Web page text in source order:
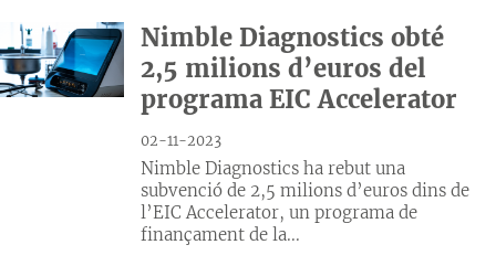
Nimble Diagnostics obté
2,5 milions d’euros del
programa EIC Accelerator
02-11-2023
Nimble Diagnostics ha rebut una
subvenció de 2,5 milions d’euros dins de
l’EIC Accelerator, un programa de
finançament de la...